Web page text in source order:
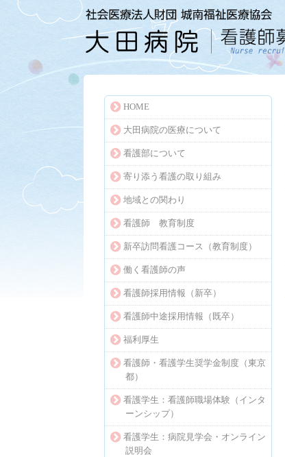
HOME
大田病院の医療について
看護部について
寄り添う看護の取り組み
地域との関わり
看護師 教育制度
新卒訪問看護コース（教育制度）
働く看護師の声
看護師採用情報（新卒）
看護師中途採用情報（既卒）
福利厚生
看護師・看護学生奨学金制度（東京
都）
看護学生：看護師職場体験（インタ
ーンシップ）
看護学生：病院見学会・オンライン
説明会